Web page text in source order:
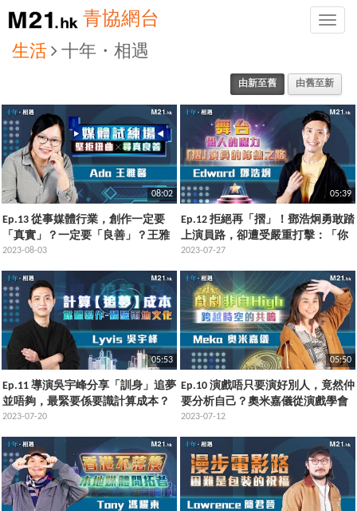
Toggle
青協網台
生活 十年・相遇
由新至舊 由舊至新
08:02
Ep.13 從事媒體行業，創作一定要
「真實」？一定要「良善」？王雅
馨分享做好媒體呢件事
2023-08-03
05:39
Ep.12 拒絕再「摺」！鄧浩炯勇敢踏
上演員路，卻遭受嚴重打擊：「你
唔好再做演員了。」
2023-07-27
05:53
Ep.11 導演吳宇峰分享「訓身」追夢
並唔夠，最緊要係要識計算成本？
到內地打拼事業，記得注意呢樣
2023-07-20
05:50
Ep.10 演戲唔只要演好別人，竟然仲
要分析自己？奧米嘉儀從演戲學會
這樣的事
2023-07-12